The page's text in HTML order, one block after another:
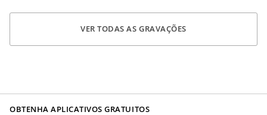
VER TODAS AS GRAVAÇÕES
OBTENHA APLICATIVOS GRATUITOS